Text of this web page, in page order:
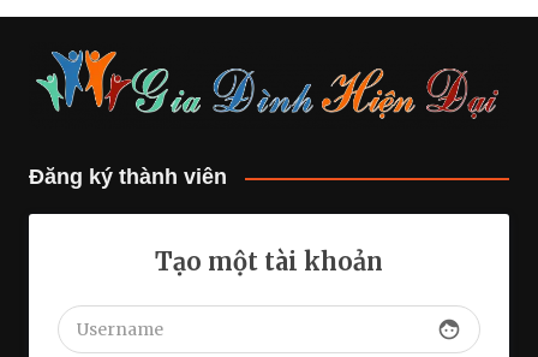
Đăng ký thành viên
Tạo một tài khoản
face